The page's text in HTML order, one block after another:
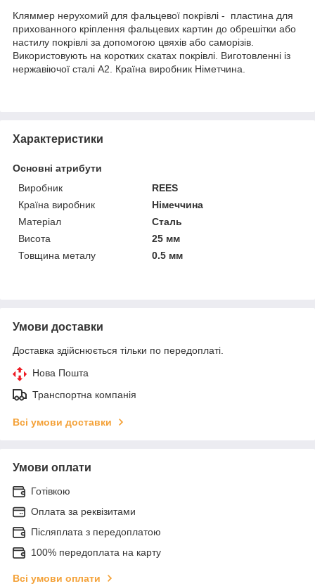
Кляммер нерухомий для фальцевої покрівлі - пластина для
прихованного кріплення фальцевих картин до обрешітки або
настилу покрівлі за допомогою цвяхів або саморізів.
Використовують на коротких скатах покрівлі. Виготовленні із
нержавіючої сталі А2. Країна виробник Німетчина.
Характеристики
Основні атрибути
Виробник
REES
Країна виробник
Німеччина
Матеріал
Сталь
Висота
25 мм
Товщина металу
0.5 мм
Умови доставки
Доставка здійснюється тільки по передоплаті.
Нова Пошта
Транспортна компанія
Всі умови доставки
Умови оплати
Готівкою
Оплата за реквізитами
Післяплата з передоплатою
100% передоплата на карту
Всі умови оплати